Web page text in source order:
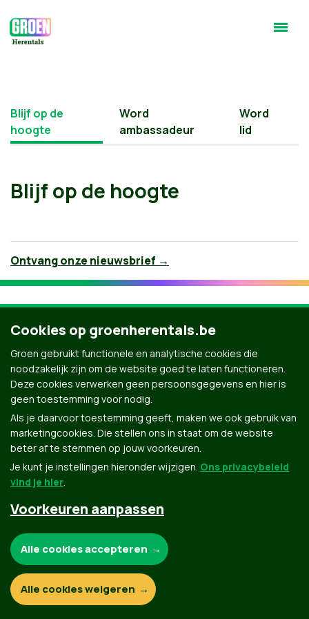
Blijf op de
hoogte
Word
ambassadeur
Word
lid
Blijf op de hoogte
Ontvang onze nieuwsbrief →
Groen.be
© Copyright Groen 2026 | Gemaakt metNationBuilder| Gebouwd doorTectonica
Contact Privacybeleid
Cookies op groenherentals.be
Groen gebruikt functionele en analytische cookies die
noodzakelijk zijn om de website goed te laten functioneren.
Deze cookies verwerken geen persoonsgegevens en hier is
geen toestemming voor nodig.
Als je daarvoor toestemming geeft, maken we ook gebruik van
marketingcookies. Die stellen ons in staat om de website
beter af te stemmen op jouw voorkeuren.
Je kunt je instellingen hieronder wijzigen. Ons privacybeleid
vind je hier.
Voorkeuren aanpassen
Functionele en analytische cookies:
Alle cookies accepteren
Alle cookies weigeren